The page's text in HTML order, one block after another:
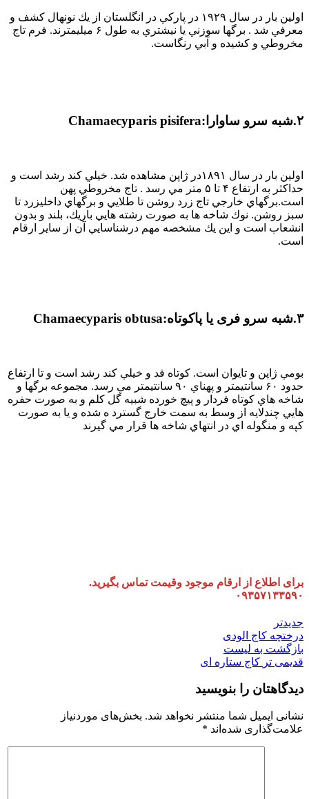
اولين بار در سال ۱۹۲۹ در پاركي در انگلستان از يك نونهال كشف و
معرفي شد . برگها سوزني يا نيشتري به طول ۶ ميليمترند. فرم تاج
مخروطي و كشيده و آبي رنگاست.
۲.شبه سرو ساوارا:Chamaecyparis pisifera
اولين بار در سال ۱۸۹۱در ژاپن مشاهده شد. خيلي كند رشد است و
حداكثر به ارتفاع ۴ تا ۵ متر مي رسد . تاج مخروطي پهن
است.برگهاي خارجي تاج زرد روشن تا طلايي و برگهاي داخليزرد تا
سبز روشن. نوك شاخه ها به صورت رشته هايي باريك، بلند و بدون
انشعاب است و اين يك مشخصه مهم درشناسايي آن از ساير ارقام
است.
۳.شبه سرو فری یا پاکوتاه:Chamaecyparis obtusa
بومي ژاپن و تايوان است. كوتاه قد و خيلي كند رشد است و تا ارتفاع
حدود ۶۰ سانتيمتر و پهناي ۹۰ سانتيمتر مي رسد. مجموعه برگها و
شاخه هاي كوتاه فردار و پيچ خورده شبيه گل كلم و به صورت حفره
هايي چندلايه از وسط به سمت خارج گسترد ه شده و يا به صورت
كپه و منگوله اي در انتهاي شاخه ها قرار مي گيرند
برای اطلاع از ارقام موجود وقیمت تماس بگیرید.
۰۹۳۵۷۱۳۳۵۹۰
جدیدتر
درختچه کاج الودی
بازگشت به لیست
قدیمی تر کاج ستاره ای
دیدگاهتان را بنویسید
نشانی ایمیل شما منتشر نخواهد شد. بخش‌های موردنیاز
علامت‌گذاری شده‌اند *